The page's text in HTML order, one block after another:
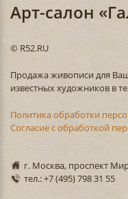
Арт-салон
© R52.RU
Продажа живописи для
известных художников в
Политика обработки
Согласие с обработкой
г. Москва, проспект
тел.: +7 (495) 798 31 55